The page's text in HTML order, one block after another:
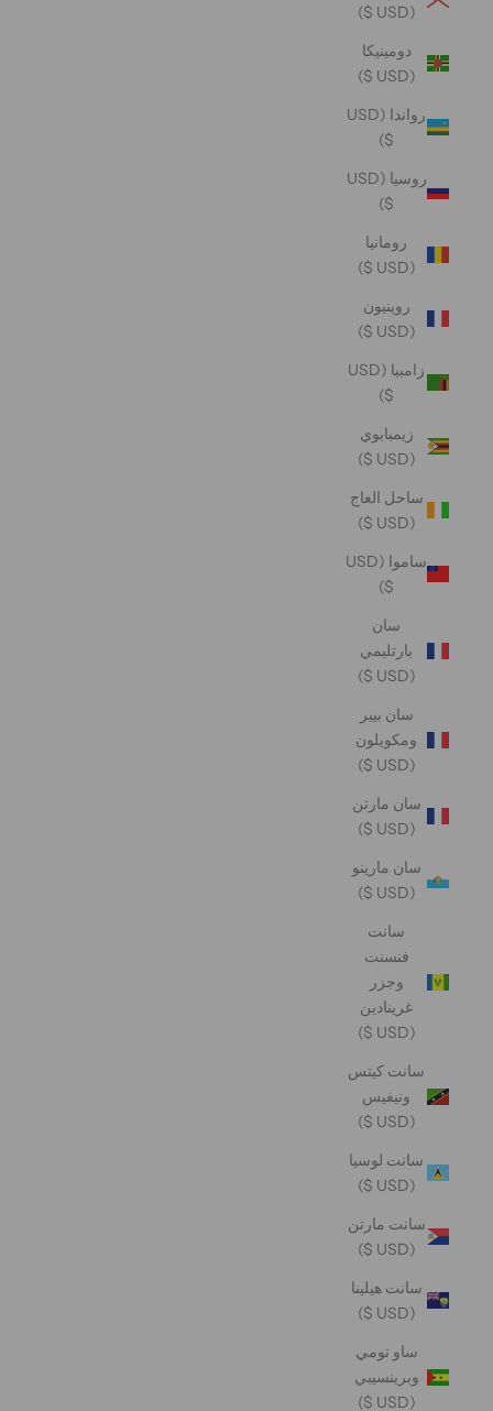
(USD $)
دومينيكا
(USD $)
رواندا (USD
$)
روسيا (USD
$)
رومانيا
(USD $)
روينيون
(USD $)
زامبيا (USD
$)
زيمبابوي
(USD $)
ساحل العاج
(USD $)
ساموا (USD
$)
سان
بارتليمي
(USD $)
سان بيير
ومكويلون
(USD $)
سان مارتن
(USD $)
سان مارينو
(USD $)
سانت
فنسنت
وجزر
غرينادين
(USD $)
سانت كيتس
ونيفيس
(USD $)
سانت لوسيا
(USD $)
سانت مارتن
(USD $)
سانت هيلينا
(USD $)
ساو تومي
وبرينسيبي
(USD $)